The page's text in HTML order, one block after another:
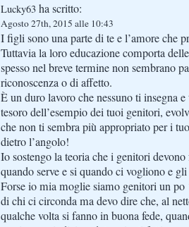
Lucky63 ha scritto:
Agosto 27th, 2015 alle 10:43
I figli sono una parte di te e l’amore che
Tuttavia la loro educazione comporta
spesso nel breve termine non sembrano
riconoscenza o di affetto.
È un duro lavoro che nessuno ti insegna
tesoro dell’esempio dei tuoi genitori,
che non ti sembra più appropriato per i
dietro l’angolo!
Io sostengo la teoria che i genitori
quando serve e si quando ci vogliono e
Forse io mia moglie siamo genitori un po
di chi ci circonda ma devo dire che, al
qualche volta si fanno in buona fede,